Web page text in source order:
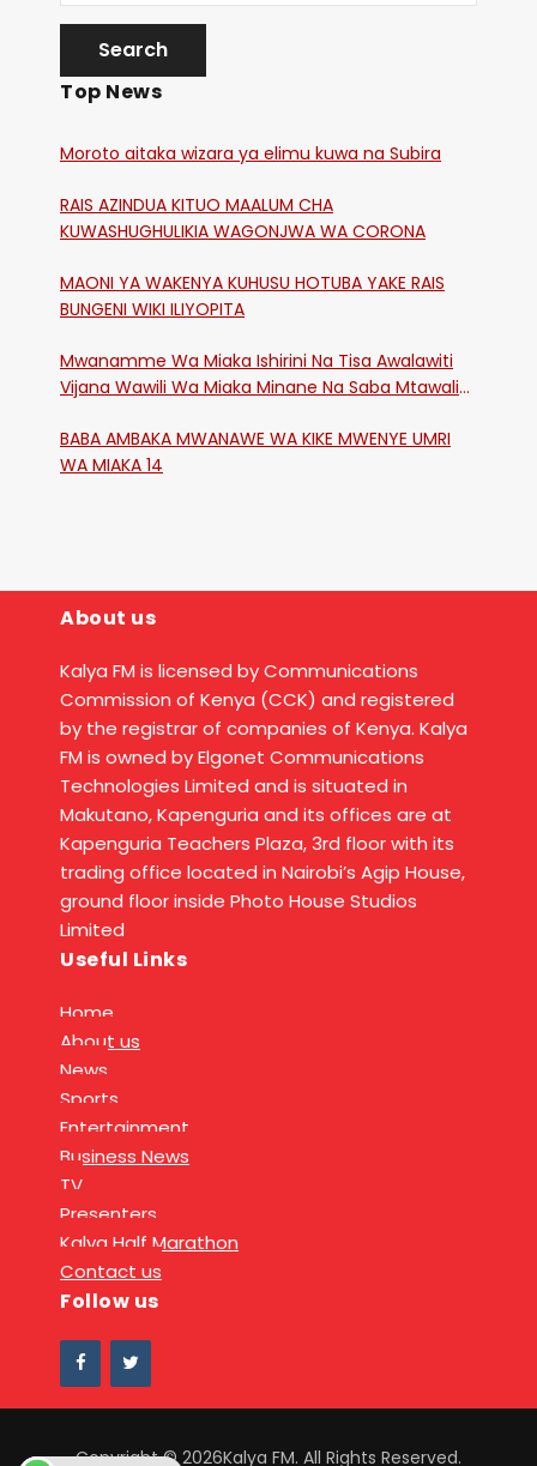
Top News
Moroto aitaka wizara ya elimu kuwa na Subira
RAIS AZINDUA KITUO MAALUM CHA
KUWASHUGHULIKIA WAGONJWA WA CORONA
MAONI YA WAKENYA KUHUSU HOTUBA YAKE RAIS
BUNGENI WIKI ILIYOPITA
Mwanamme Wa Miaka Ishirini Na Tisa Awalawiti
Vijana Wawili Wa Miaka Minane Na Saba Mtawalia
BABA AMBAKA MWANAWE WA KIKE MWENYE UMRI
WA MIAKA 14
About us
Kalya FM is licensed by Communications
Commission of Kenya (CCK) and registered
by the registrar of companies of Kenya. Kalya
FM is owned by Elgonet Communications
Technologies Limited and is situated in
Makutano, Kapenguria and its offices are at
Kapenguria Teachers Plaza, 3rd floor with its
trading office located in Nairobi’s Agip House,
ground floor inside Photo House Studios
Limited
Useful Links
Home
About us
News
Sports
Entertainment
Business News
TV
Presenters
Kalya Half Marathon
Contact us
Follow us
Copyright © 2026Kalya FM. All Rights Reserved.